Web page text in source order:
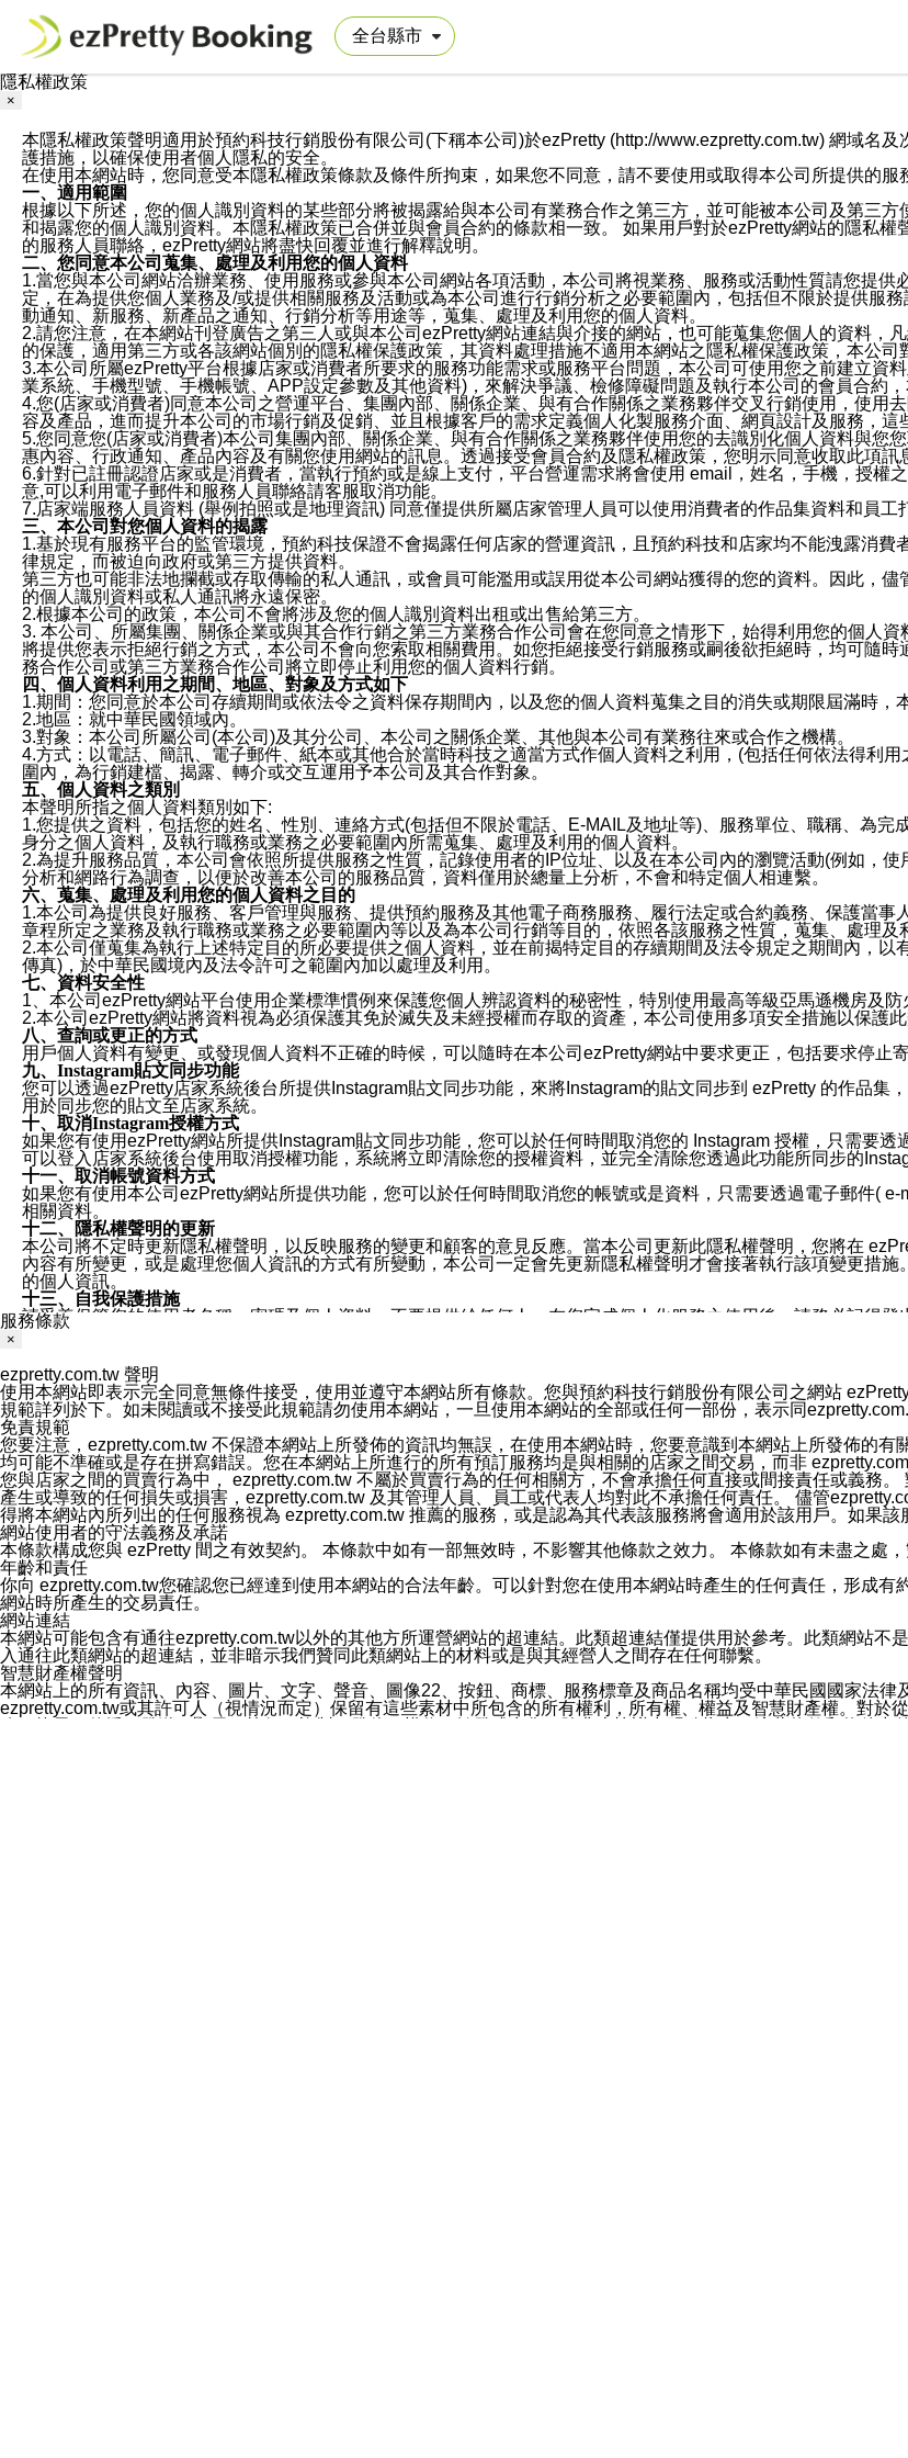
隱私權政策
×
本隱私權政策聲明適用於預約科技行銷股份有限公司(下稱本公司)於ezPretty (http://www.ezpretty.com.tw) 網域名
護措施，以確保使用者個人隱私的安全。
在使用本網站時，您同意受本隱私權政策條款及條件所拘束，如果您不同意，請不要使用或取得本公司所提供的服
一、適用範圍
根據以下所述，您的個人識別資料的某些部分將被揭露給與本公司有業務合作之第三方，並可能被本公司及第三
和揭露您的個人識別資料。本隱私權政策已合併並與會員合約的條款相一致。 如果用戶對於ezPretty網站的隱私
的服務人員聯絡，ezPretty網站將盡快回覆並進行解釋說明。
二、您同意本公司蒐集、處理及利用您的個人資料
1.當您與本公司網站洽辦業務、使用服務或參與本公司網站各項活動，本公司將視業務、服務或活動性質請您提
定，在為提供您個人業務及/或提供相關服務及活動或為本公司進行行銷分析之必要範圍內，包括但不限於提供服
動通知、新服務、新產品之通知、行銷分析等用途等，蒐集、處理及利用您的個人資料。
2.請您注意，在本網站刊登廣告之第三人或與本公司ezPretty網站連結與介接的網站，也可能蒐集您個人的資料，
的保護，適用第三方或各該網站個別的隱私權保護政策，其資料處理措施不適用本網站之隱私權保護政策，本公司
3.本公司所屬ezPretty平台根據店家或消費者所要求的服務功能需求或服務平台問題，本公司可使用您之前建立資
業系統、手機型號、手機帳號、APP設定參數及其他資料)，來解決爭議、檢修障礙問題及執行本公司的會員合約
4.您(店家或消費者)同意本公司之營運平台、集團內部、關係企業、與有合作關係之業務夥伴交叉行銷使用，使用
容及產品，進而提升本公司的市場行銷及促銷、並且根據客戶的需求定義個人化製服務介面、網頁設計及服務，這
5.您同意您(店家或消費者)本公司集團內部、關係企業、與有合作關係之業務夥伴使用您的去識別化個人資料與您
惠內容、行政通知、產品內容及有關您使用網站的訊息。透過接受會員合約及隱私權政策，您明示同意收取此項
6.針對已註冊認證店家或是消費者，當執行預約或是線上支付，平台營運需求將會使用 email，姓名，手機，授權
意,可以利用電子郵件和服務人員聯絡請客服取消功能。
7.店家端服務人員資料 (舉例拍照或是地理資訊) 同意僅提供所屬店家管理人員可以使用消費者的作品集資料和員工
三、本公司對您個人資料的揭露
1.基於現有服務平台的監管環境，預約科技保證不會揭露任何店家的營運資訊，且預約科技和店家均不能洩露消
律規定，而被迫向政府或第三方提供資料。
第三方也可能非法地攔截或存取傳輸的私人通訊，或會員可能濫用或誤用從本公司網站獲得的您的資料。因此，
的個人識別資料或私人通訊將永遠保密。
2.根據本公司的政策，本公司不會將涉及您的個人識別資料出租或出售給第三方。
3. 本公司、所屬集團、關係企業或與其合作行銷之第三方業務合作公司會在您同意之情形下，始得利用您的個人
將提供您表示拒絕行銷之方式，本公司不會向您索取相關費用。如您拒絕接受行銷服務或嗣後欲拒絕時，均可隨
務合作公司或第三方業務合作公司將立即停止利用您的個人資料行銷。
四、個人資料利用之期間、地區、對象及方式如下
1.期間：您同意於本公司存續期間或依法令之資料保存期間內，以及您的個人資料蒐集之目的消失或期限屆滿時，
2.地區：就中華民國領域內。
3.對象：本公司所屬公司(本公司)及其分公司、本公司之關係企業、其他與本公司有業務往來或合作之機構。
4.方式：以電話、簡訊、電子郵件、紙本或其他合於當時科技之適當方式作個人資料之利用，(包括任何依法得利
圍內，為行銷建檔、揭露、轉介或交互運用予本公司及其合作對象。
五、個人資料之類別
本聲明所指之個人資料類別如下:
1.您提供之資料，包括您的姓名、性別、連絡方式(包括但不限於電話、E-MAIL及地址等)、服務單位、職稱、為
身分之個人資料，及執行職務或業務之必要範圍內所需蒐集、處理及利用的個人資料。
2.為提升服務品質，本公司會依照所提供服務之性質，記錄使用者的IP位址、以及在本公司內的瀏覽活動(例如，
分析和網路行為調查，以便於改善本公司的服務品質，資料僅用於總量上分析，不會和特定個人相連繫。
六、蒐集、處理及利用您的個人資料之目的
1.本公司為提供良好服務、客戶管理與服務、提供預約服務及其他電子商務服務、履行法定或合約義務、保護當
章程所定之業務及執行職務或業務之必要範圍內等以及為本公司行銷等目的，依照各該服務之性質，蒐集、處理及
2.本公司僅蒐集為執行上述特定目的所必要提供之個人資料，並在前揭特定目的存續期間及法令規定之期間內，以
傳真)，於中華民國境內及法令許可之範圍內加以處理及利用。
七、資料安全性
1、本公司ezPretty網站平台使用企業標準慣例來保護您個人辨認資料的秘密性，特別使用最高等級亞馬遜機房及
2.本公司ezPretty網站將資料視為必須保護其免於滅失及未經授權而存取的資產，本公司使用多項安全措施以保護
八、查詢或更正的方式
用戶個人資料有變更、或發現個人資料不正確的時候，可以隨時在本公司ezPretty網站中要求更正，包括要求停止
九、Instagram貼文同步功能
您可以透過ezPretty店家系統後台所提供Instagram貼文同步功能，來將Instagram的貼文同步到 ezPretty 的作品集
用於同步您的貼文至店家系統。
十、取消Instagram授權方式
如果您有使用ezPretty網站所提供Instagram貼文同步功能，您可以於任何時間取消您的 Instagram 授權，只需要
可以登入店家系統後台使用取消授權功能，系統將立即清除您的授權資料，並完全清除您透過此功能所同步的
十一、取消帳號資料方式
如果您有使用本公司ezPretty網站所提供功能，您可以於任何時間取消您的帳號或是資料，只需要透過電子郵件( e-
相關資料。
十二、隱私權聲明的更新
本公司將不定時更新隱私權聲明，以反映服務的變更和顧客的意見反應。當本公司更新此隱私權聲明，您將在
內容有所變更，或是處理您個人資訊的方式有所變動，本公司一定會先更新隱私權聲明才會接著執行該項變更措
的個人資訊。
十三、自我保護措施
請妥善保管您的使用者名稱、密碼及個人資料，不要提供給任何人。在您完成個人化服務之使用後，請務必記得
窗，以防止他人讀取您的個人資料、信件或進入所機關管理區。
您同意本公司網站，透過您所提供的郵件地址與您取得聯絡並傳送或宣傳本網站各項服務之資料或電子郵件供您
停止接收這些資料或電子郵件。
十五、訊息通知
本公司/本服務將以通知型訊息傳送重要訊息給您。即使未加入本公司/本服務好友，您仍可接收到通知型訊息。
本公司/本服務傳送之通知型訊息以對您有效且重要的訊息為限，以廣告或其他目的的訊息皆不會被傳送。滿足以
1.LINE 帳號設定的電話號碼與本公司/本服務所傳來的電話號碼比對相符。
2.該 LINE 帳號已在 LINE APP 設定中，同意接收通知型訊息。
3.LINE 帳號未封鎖傳送訊息之 LINE 官方帳號。
欲變更通知型訊息的設定，操作如下：
1.點選「主頁」＞「設定」
2.點選「隱私設定」
3.點選「提供使用資料」
4.點選「LINE通知型訊息」
5.開關「接收LINE通知型訊息」
❗️關閉「接收通知型訊息」後，將不會接收到來自任何企業官方帳號或認證官方帳號的通知型訊息。
服務條款
×
ezpretty.com.tw 聲明
使用本網站即表示完全同意無條件接受，使用並遵守本網站所有條款。您與預約科技行銷股份有限公司之網站
規範詳列於下。如未閱讀或不接受此規範請勿使用本網站，一旦使用本網站的全部或任何一部份，表示同
免責規範
您要注意，ezpretty.com.tw 不保證本網站上所發佈的資訊均無誤，在使用本網站時，您要意識到本網站上所發佈的
均可能不準確或是存在拼寫錯誤。您在本網站上所進行的所有預訂服務均是與相關的店家之間交易，而非
您與店家之間的買賣行為中， ezpretty.com.tw 不屬於買賣行為的任何相關方，不會承擔任何直接或間接責任或義務
產生或導致的任何損失或損害，ezpretty.com.tw 及其管理人員、員工或代表人均對此不承擔任何責任。 儘管
得將本網站內所列出的任何服務視為 ezpretty.com.tw 推薦的服務，或是認為其代表該服務將會適用於該用戶。如果該
網站使用者的守法義務及承諾
本條款構成您與 ezPretty 間之有效契約。 本條款中如有一部無效時，不影響其他條款之效力。 本條款如有未盡之處
年齡和責任
你向 ezpretty.com.tw您確認您已經達到使用本網站的合法年齡。可以針對您在使用本網站時產生的任何責任，形成
網站時所產生的交易責任。
網站連結
本網站可能包含有通往ezpretty.com.tw以外的其他方所運營網站的超連結。此類超連結僅提供用於參考。此類網站不
入通往此類網站的超連結，並非暗示我們贊同此類網站上的材料或是與其經營人之間存在任何聯繫。
智慧財產權聲明
本網站上的所有資訊、內容、圖片、文字、聲音、圖像22、按鈕、商標、服務標章及商品名稱均受中華民國國家法律
ezpretty.com.tw或其許可人（視情況而定）保留有這些素材中所包含的所有權利，所有權、權益及智慧財產權。對